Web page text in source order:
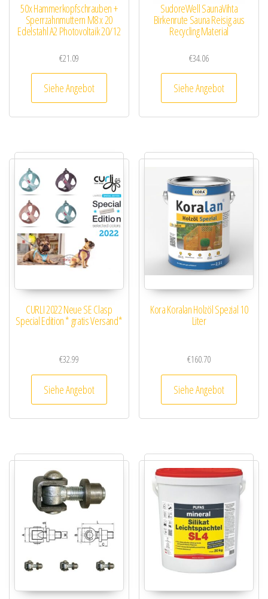
50x Hammerkopfschrauben +
Sperrzahnmuttern M8 x 20
Edelstahl A2 Photovoltaik 20/12
€21.09
Siehe Angebot
SudoreWell SaunaVihta
Birkenrute Sauna Reisig aus
Recycling Material
€34.06
Siehe Angebot
CURLI 2022 Neue SE Clasp
Special Edition * gratis Versand*
€32.99
Siehe Angebot
Kora Koralan Holzöl Spezial 10
Liter
€160.70
Siehe Angebot